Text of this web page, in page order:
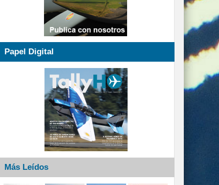
Papel Digital
Más Leídos